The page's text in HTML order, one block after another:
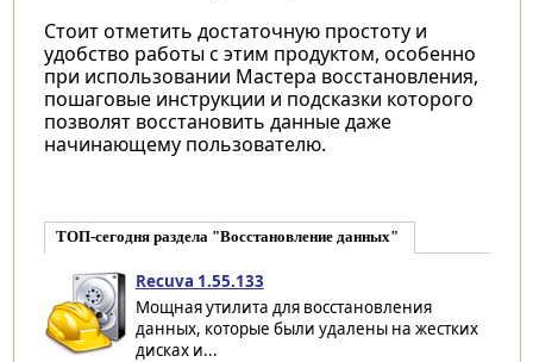
Стоит отметить достаточную простоту и
удобство работы с этим продуктом, особенно
при использовании Мастера восстановления,
пошаговые инструкции и подсказки которого
позволят восстановить данные даже
начинающему пользователю.
ТОП-сегодня раздела "Восстановление данных"
Recuva 1.55.133
Мощная утилита для восстановления
данных, которые были удалены на жестких
дисках и...